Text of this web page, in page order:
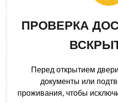
ПРОВЕРКА
Перед открытием
документы или
проживания, чтобы